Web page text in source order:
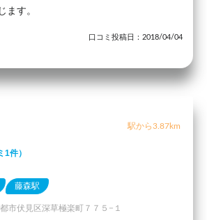
ます。
口コミ投稿日：2018/04/04
駅から3.87km
1件）
藤森駅
市伏見区深草極楽町７７５−１